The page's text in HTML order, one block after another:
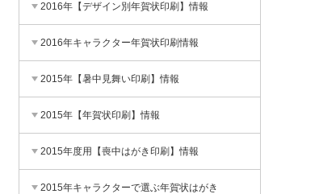
2016年【デザイン別年賀状印刷】情報
2016年キャラクター年賀状印刷情報
2015年【暑中見舞い印刷】情報
2015年【年賀状印刷】情報
2015年度用【喪中はがき印刷】情報
2015年キャラクターで選ぶ年賀状はがき